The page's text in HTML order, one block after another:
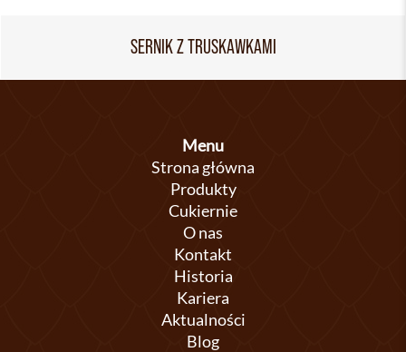
SERNIK Z TRUSKAWKAMI
Menu
Strona główna
Produkty
Cukiernie
O nas
Kontakt
Historia
Kariera
Aktualności
Blog